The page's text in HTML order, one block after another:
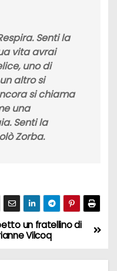
Senti la
vita avrai
uno di
altro si
si chiama
una
Senti la
Zorba.
un fratellino di
Vilcoq